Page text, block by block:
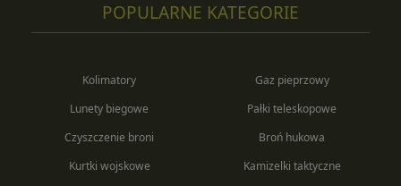
POPULARNE KATEGORIE
Kolimatory
Lunety biegowe
Czyszczenie broni
Gaz pieprzowy
Pałki teleskopowe
Broń hukowa
Kurtki wojskowe
Kamizelki taktyczne